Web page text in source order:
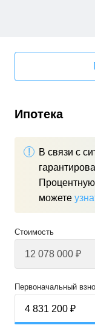
Ипотека
В связи с
можете
Стоимость
Первоначальный